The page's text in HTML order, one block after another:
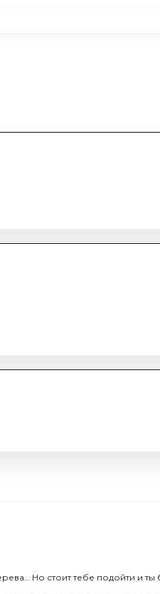
Но стоит тебе подойти и ты